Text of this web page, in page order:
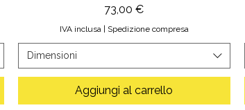
Prezzo
73,00 €
IVA inclusa | Spedizione compresa
Dimensioni
Aggiungi al carrello